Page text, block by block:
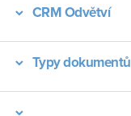
CRM Odvětví
Typy dokumentů